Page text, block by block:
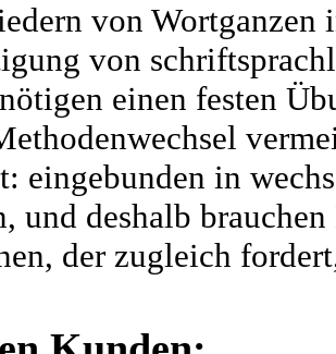
von
von
einen festen
eingebunden in
und deshalb
der zugleich